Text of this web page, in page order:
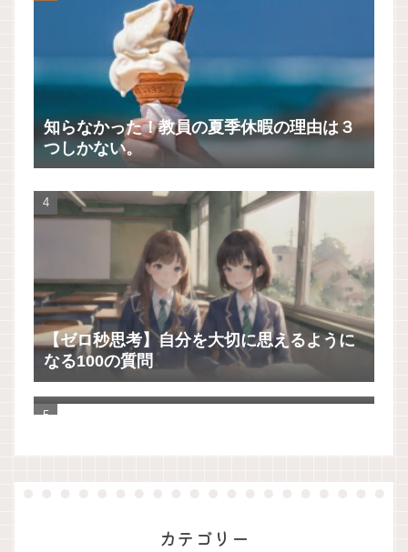
知らなかった！教員の夏季休暇の理由は３
つしかない。
【ゼロ秒思考】自分を大切に思えるように
なる100の質問
「Evernote」から「UpNote」へ20年分の
手帳とノートを移行してわかったこと
カテゴリー